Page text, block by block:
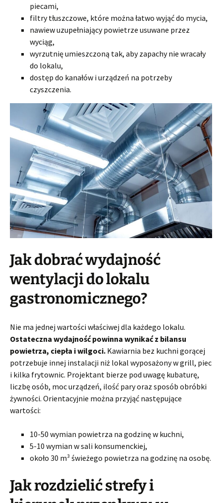
piecami,
filtry tłuszczowe, które można łatwo wyjąć do mycia,
nawiew uzupełniający powietrze usuwane przez
wyciąg,
wyrzutnię umieszczoną tak, aby zapachy nie wracały
do lokalu,
dostęp do kanałów i urządzeń na potrzeby
czyszczenia.
Jak dobrać wydajność
wentylacji do lokalu
gastronomicznego?
Nie ma jednej wartości właściwej dla każdego lokalu.
Ostateczna wydajność powinna wynikać z bilansu
powietrza, ciepła i wilgoci. Kawiarnia bez kuchni gorącej
potrzebuje innej instalacji niż lokal wyposażony w grill, piec
i kilka frytownic. Projektant bierze pod uwagę kubaturę,
liczbę osób, moc urządzeń, ilość pary oraz sposób obróbki
żywności. Orientacyjnie można przyjąć następujące
wartości:
10-50 wymian powietrza na godzinę w kuchni,
5-10 wymian w sali konsumenckiej,
około 30 m³ świeżego powietrza na godzinę na osobę.
Jak rozdzielić strefy i